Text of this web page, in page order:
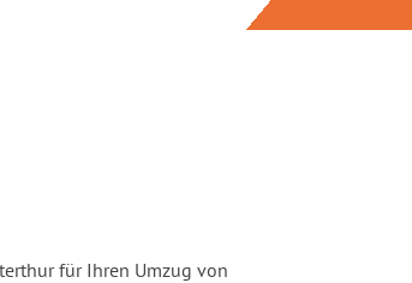
für Ihren Umzug von